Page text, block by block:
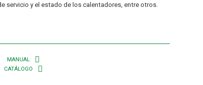
servicio y el estado de los calentadores, entre otros.
MANUAL
CATÁLOGO